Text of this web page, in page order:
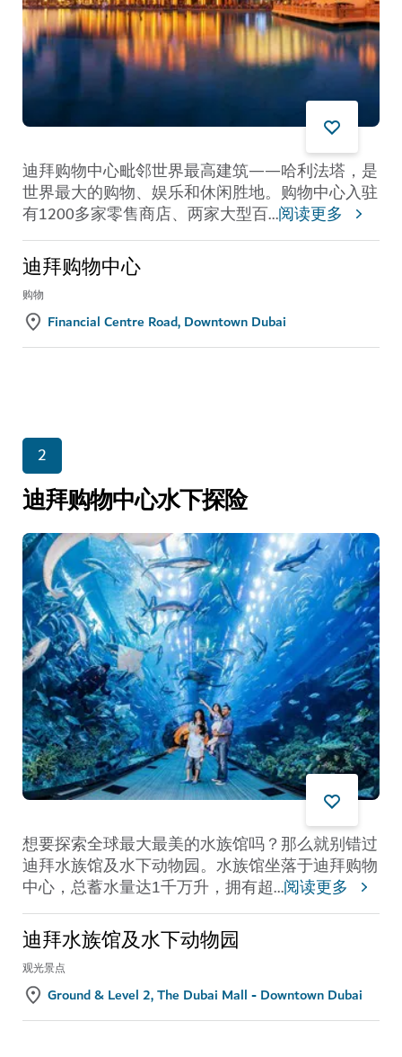
迪拜购物中心毗邻世界最高建筑——哈利法塔，是
世界最大的购物、娱乐和休闲胜地。购物中心入驻
有1200多家零售商店、两家大型百...阅读更多
迪拜购物中心
购物
Financial Centre Road, Downtown Dubai
2
迪拜购物中心水下探险
想要探索全球最大最美的水族馆吗？那么就别错过
迪拜水族馆及水下动物园。水族馆坐落于迪拜购物
中心，总蓄水量达1千万升，拥有超...阅读更多
迪拜水族馆及水下动物园
观光景点
Ground & Level 2, The Dubai Mall - Downtown Dubai